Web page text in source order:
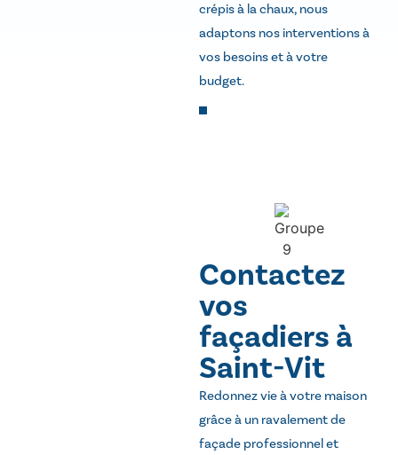
crépis à la chaux, nous
adaptons nos interventions à
vos besoins et à votre
budget.
Contactez
vos
façadiers à
Saint-Vit
Redonnez vie à votre maison
grâce à un ravalement de
façade professionnel et